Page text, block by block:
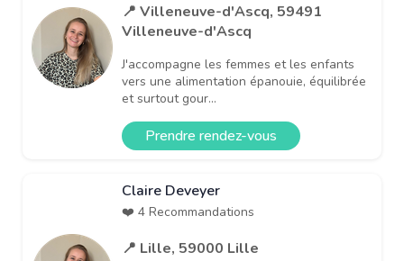
📍 Villeneuve-d'Ascq, 59491
Villeneuve-d'Ascq
J'accompagne les femmes et les enfants
vers une alimentation épanouie, équilibrée
et surtout gour...
Prendre rendez-vous
Claire Deveyer
❤️ 4 Recommandations
📍 Lille, 59000 Lille